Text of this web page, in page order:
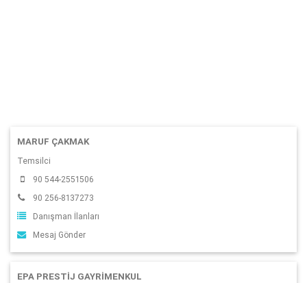
MARUF ÇAKMAK
Temsilci
90 544-2551506
90 256-8137273
Danışman İlanları
Mesaj Gönder
EPA PRESTİJ GAYRİMENKUL